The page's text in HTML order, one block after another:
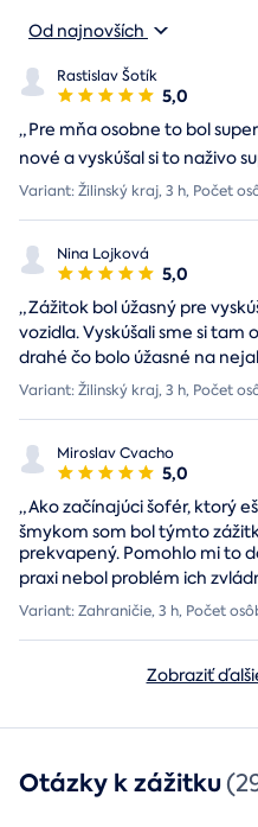
Od najnovších
Rastislav Šotík
5,0
„Pre mňa osobne to bol
nové a vyskúšal si to naživo
Variant: Žilinský kraj, 3 h, Počet
Nina Lojková
5,0
„Zážitok bol úžasný pre
vozidla. Vyskúšali sme si
drahé čo bolo úžasné na
Variant: Žilinský kraj, 3 h, Počet
Miroslav Cvacho
5,0
„Ako začínajúci šofér, ktorý
šmykom som bol týmto
prekvapený. Pomohlo mi to
praxi nebol problém ich
Variant: Zahraničie, 3 h, Počet
Zobraziť
Otázky k zážitku